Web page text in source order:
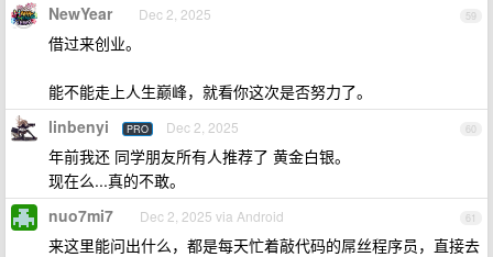
59
NewYear Dec 2, 2025
借过来创业。
能不能走上人生巅峰，就看你这次是否努力了。
60
linbenyi PRO Dec 2, 2025
年前我还 同学朋友所有人推荐了 黄金白银。
现在么...真的不敢。
61
nuo7mi7 Dec 2, 2025 via Android
来这里能问出什么，都是每天忙着敲代码的屌丝程序员，直接去